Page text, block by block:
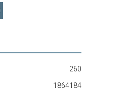
260
1864184